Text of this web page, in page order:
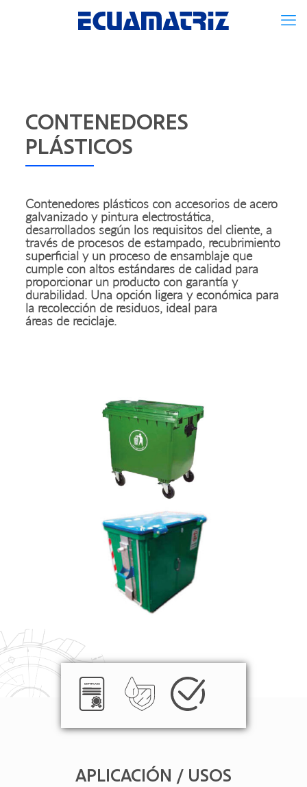
CONTENEDORES
PLÁSTICOS
Contenedores plásticos con accesorios de acero
galvanizado y pintura electrostática,
desarrollados según los requisitos del cliente, a
través de procesos de estampado, recubrimiento
superficial y un proceso de ensamblaje que
cumple con altos estándares de calidad para
proporcionar un producto con garantía y
durabilidad. Una opción ligera y económica para
la recolección de residuos, ideal para
áreas de reciclaje.
APLICACIÓN / USOS